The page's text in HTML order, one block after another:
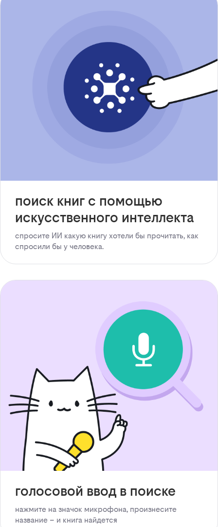
поиск книг с помощью
искусственного интеллекта
спросите ИИ какую книгу хотели бы прочитать, как
спросили бы у человека.
голосовой ввод в поиске
нажмите на значок микрофона, произнесите
название – и книга найдется